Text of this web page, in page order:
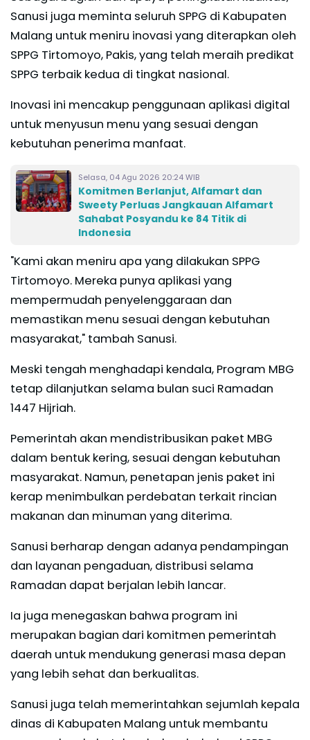
Sanusi juga meminta seluruh SPPG di Kabupaten
Malang untuk meniru inovasi yang diterapkan oleh
SPPG Tirtomoyo, Pakis, yang telah meraih predikat
SPPG terbaik kedua di tingkat nasional.
Inovasi ini mencakup penggunaan aplikasi digital
untuk menyusun menu yang sesuai dengan
kebutuhan penerima manfaat.
Selasa, 04 Agu 2026 20:24 WIB
Komitmen Berlanjut, Alfamart dan
Sweety Perluas Jangkauan Alfamart
Sahabat Posyandu ke 84 Titik di
Indonesia
"Kami akan meniru apa yang dilakukan SPPG
Tirtomoyo. Mereka punya aplikasi yang
mempermudah penyelenggaraan dan
memastikan menu sesuai dengan kebutuhan
masyarakat," tambah Sanusi.
Meski tengah menghadapi kendala, Program MBG
tetap dilanjutkan selama bulan suci Ramadan
1447 Hijriah.
Pemerintah akan mendistribusikan paket MBG
dalam bentuk kering, sesuai dengan kebutuhan
masyarakat. Namun, penetapan jenis paket ini
kerap menimbulkan perdebatan terkait rincian
makanan dan minuman yang diterima.
Sanusi berharap dengan adanya pendampingan
dan layanan pengaduan, distribusi selama
Ramadan dapat berjalan lebih lancar.
Ia juga menegaskan bahwa program ini
merupakan bagian dari komitmen pemerintah
daerah untuk mendukung generasi masa depan
yang lebih sehat dan berkualitas.
Sanusi juga telah memerintahkan sejumlah kepala
dinas di Kabupaten Malang untuk membantu